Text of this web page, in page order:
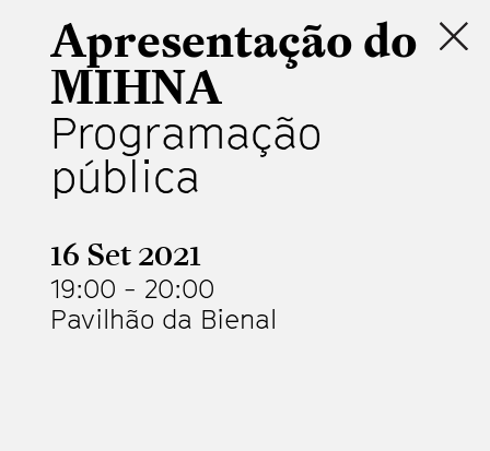
Apresentação do
MIHNA
Programação
pública
16 Set 2021
19:00 - 20:00
Pavilhão da Bienal